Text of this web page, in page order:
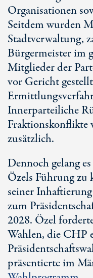
Organisationen
Seitdem wurden
Stadtverwaltung,
Bürgermeister im
Mitglieder der
vor Gericht
Innerparteiliche
Fraktionskonflikte
zusätzlich.
Dennoch gelang
Özels Führung zu
seiner Inhaftierung
zum
2028. Özel
Wahlen, die CHP
präsentierte im